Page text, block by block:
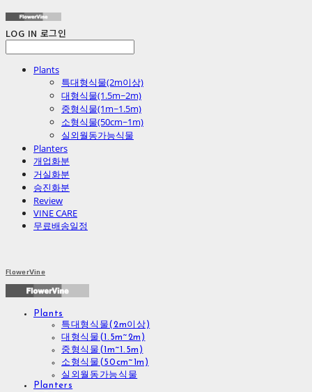
LOG IN 로그인
Plants
특대형식물(2m이상)
대형식물(1.5m~2m)
중형식물(1m~1.5m)
소형식물(50cm~1m)
실외월동가능식물
Planters
개업화분
거실화분
승진화분
Review
VINE CARE
무료배송일정
FlowerVine
Plants
특대형식물(2m이상)
대형식물(1.5m~2m)
중형식물(1m~1.5m)
소형식물(50cm~1m)
실외월동가능식물
Planters